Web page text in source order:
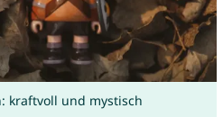
kraftvoll und mystisch